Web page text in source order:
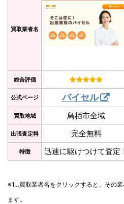
買取業者名
総合評価
公式ページ バイセル
買取地域 鳥栖市全域
出張査定料 完全無料
特徴 迅速に駆けつけて査定
※1…買取業者名をクリックすると、その
ます。